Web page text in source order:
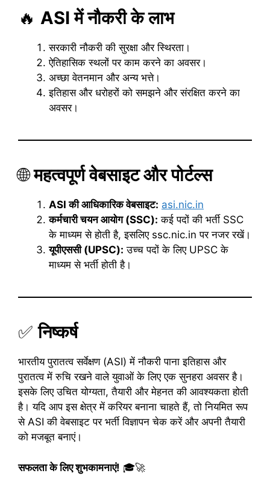
🔥 ASI में नौकरी के लाभ
सरकारी नौकरी की सुरक्षा और स्थिरता।
ऐतिहासिक स्थलों पर काम करने का अवसर।
अच्छा वेतनमान और अन्य भत्ते।
इतिहास और धरोहरों को समझने और संरक्षित करने का
अवसर।
🌐महत्वपूर्ण वेबसाइट और पोर्टल्स
ASI की आधिकारिक वेबसाइट: asi.nic.in
कर्मचारी चयन आयोग (SSC): कई पदों की भर्ती SSC
के माध्यम से होती है, इसलिए ssc.nic.in पर नजर रखें।
यूपीएससी (UPSC): उच्च पदों के लिए UPSC के
माध्यम से भर्ती होती है।
✅निष्कर्ष
भारतीय पुरातत्व सर्वेक्षण (ASI) में नौकरी पाना इतिहास और
पुरातत्व में रुचि रखने वाले युवाओं के लिए एक सुनहरा अवसर है।
इसके लिए उचित योग्यता, तैयारी और मेहनत की आवश्यकता होती
है। यदि आप इस क्षेत्र में करियर बनाना चाहते हैं, तो नियमित रूप
से ASI की वेबसाइट पर भर्ती विज्ञापन चेक करें और अपनी तैयारी
को मजबूत बनाएं।
सफलता के लिए शुभकामनाएं! 🎓🚀